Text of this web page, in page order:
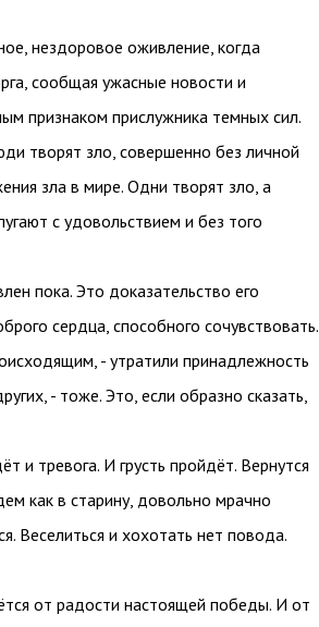
нездоровое оживление, когда
сообщая ужасные новости и
признаком прислужника темных сил.
творят зло, совершенно без личной
зла в мире. Одни творят зло, а
с удовольствием и без того
пока. Это доказательство его
сердца, способного сочувствовать.
- утратили принадлежность
- тоже. Это, если образно сказать,
и тревога. И грусть пройдёт. Вернутся
как в старину, довольно мрачно
Веселиться и хохотать нет повода.
от радости настоящей победы. И от